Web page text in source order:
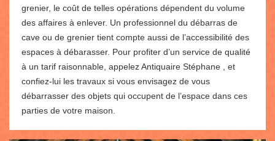
grenier, le coût de telles opérations dépendent du volume
des affaires à enlever. Un professionnel du débarras de
cave ou de grenier tient compte aussi de l’accessibilité des
espaces à débarasser. Pour profiter d’un service de qualité
à un tarif raisonnable, appelez Antiquaire Stéphane , et
confiez-lui les travaux si vous envisagez de vous
débarrasser des objets qui occupent de l’espace dans ces
parties de votre maison.